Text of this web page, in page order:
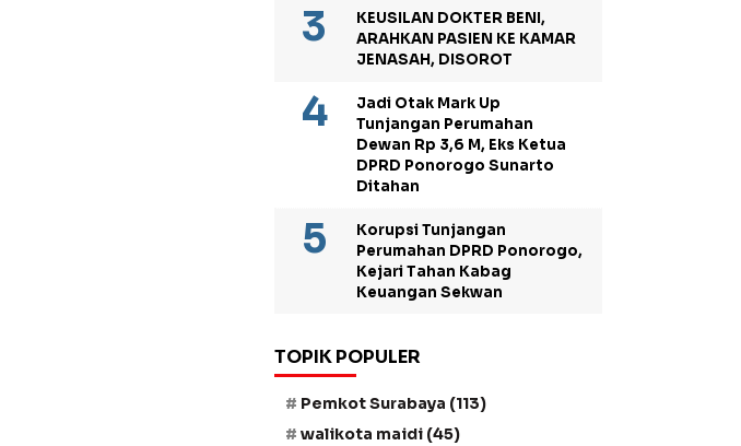
KEUSILAN DOKTER BENI,
ARAHKAN PASIEN KE KAMAR
JENASAH, DISOROT
Jadi Otak Mark Up
Tunjangan Perumahan
Dewan Rp 3,6 M, Eks Ketua
DPRD Ponorogo Sunarto
Ditahan
Korupsi Tunjangan
Perumahan DPRD Ponorogo,
Kejari Tahan Kabag
Keuangan Sekwan
TOPIK POPULER
Pemkot Surabaya (113)
walikota maidi (45)